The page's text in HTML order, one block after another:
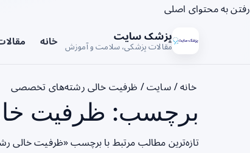
رفتن به محتوای اصلی
پزشک سایت
مقالات پزشکی، سلامت و آموزش خانه
خانه/ سایت/ ظرفیت خالی رشته‌های تخصصی
برچسب: ظرفیت
تازه‌ترین مطالب مرتبط با برچسب «ظرفیت